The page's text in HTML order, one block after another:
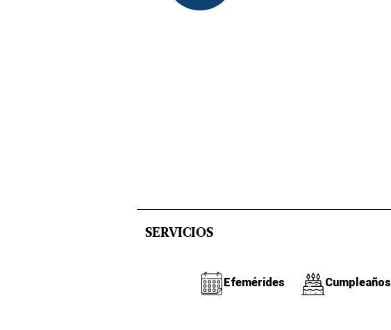
SERVICIOS
Efemérides Cumpleaños